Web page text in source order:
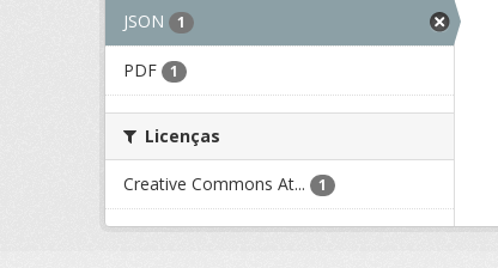
JSON 1
PDF 1
Licenças
Creative Commons At... 1